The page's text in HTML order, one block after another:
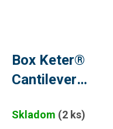
Box Keter®
Cantilever
45x24x14 cm, na
Skladom (2 ks)